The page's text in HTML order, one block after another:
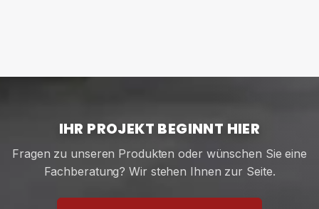
IHR PROJEKT BEGINNT HIER
Fragen zu unseren Produkten oder wünschen Sie eine
Fachberatung? Wir stehen Ihnen zur Seite.